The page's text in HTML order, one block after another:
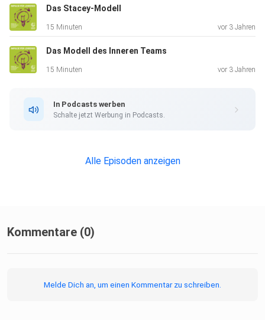
Ein Interview mit Anna Fuchs, Dipl.-Psychologin
Weitere Informationen auf der Webseite:
http://www.goethe.de/podcast-impulse
Das Stacey-Modell
15 Minuten vor 3 Jahren
Das Modell des Inneren Teams
15 Minuten vor 3 Jahren
In Podcasts werben
Schalte jetzt Werbung in Podcasts.
Alle Episoden anzeigen
Kommentare (0)
Melde Dich an, um einen Kommentar zu schreiben.